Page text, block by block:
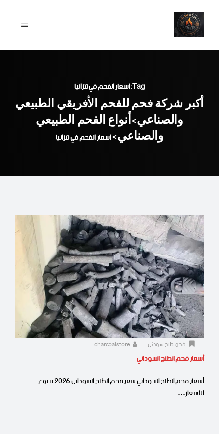
content
Tag: اسعار الفحم في تنزانيا
أكبر شركة فحم للفحم الأفريقي الطبيعي
والصناعي>أنواع الفحم الطبيعي
والصناعي>اسعار الفحم في تنزانيا
فحم طلح سوداني
أسعار فحم الطلح السوداني
أسعار فحم الطلح السوداني سعر فحم الطلح السودانى 2026 تتنوع
الأسعار…